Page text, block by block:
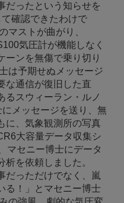
だったという知らせを
確認できたわけで
マストが曲がり、
気圧計が機能しなく
ーンを無傷で乗り切り
は予期せぬメッセージ
な通信が復旧した直
るスウィーラン・ルノ
メッセージを送り、無
に、気象観測所の写真
大容量データ収集シ
マセニー博士にデータ
を依頼しました。
だっただけでなく、嵐
る！」とマセニー博士